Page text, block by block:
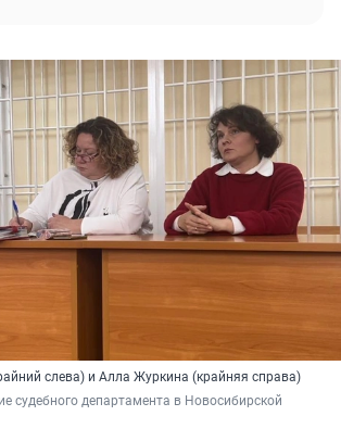
слева) и Алла Журкина (крайняя справа)
судебного департамента в Новосибирской